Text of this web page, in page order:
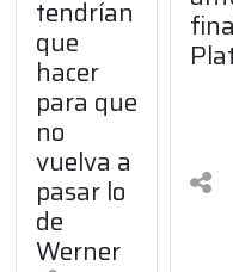
tendrían
que
hacer
para que
no
vuelva a
pasar lo
de
Werner